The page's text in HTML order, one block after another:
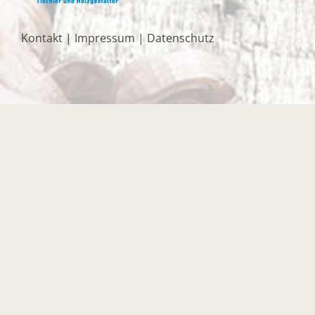
Kontakt | Impressum | Datenschutz